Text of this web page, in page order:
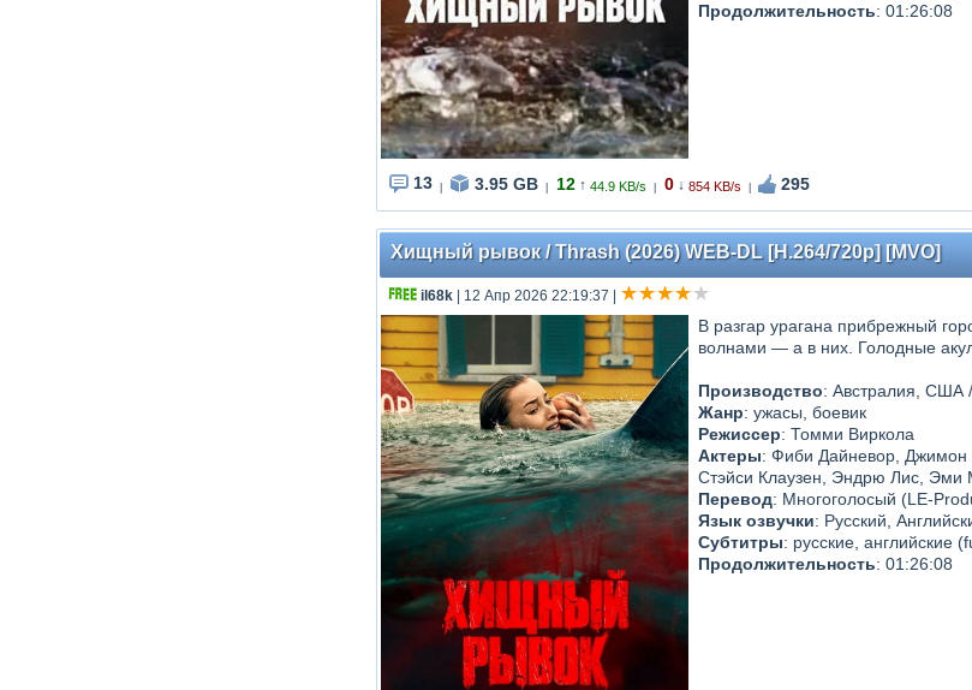
Продолжительность: 01:26:08
13 3.95 GB 12 ↑ 44.9 KB/s 0 ↓ 854 KB/s 295
Хищный рывок / Thrash (2026) WEB-DL [H.264/720p] [MVO]
il68k| 12 Апр 2026 22:19:37
В разгар урагана прибрежный
волнами — а в них. Голодные
Производство: Австралия, США
Жанр: ужасы, боевик
Режиссер: Томми Виркола
Актеры: Фиби Дайневор, Джимон
Стэйси Клаузен, Эндрю Лис, Эми
Перевод: Многоголосый (LE-
Язык озвучки: Русский,
Субтитры: русские, английские
Продолжительность: 01:26:08